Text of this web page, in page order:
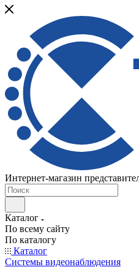
Интернет-магазин
Каталог
По всему сайту
По каталогу
Каталог
Системы видеонаблюдения